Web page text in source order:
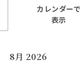
カレンダーで
表示
8月 2026